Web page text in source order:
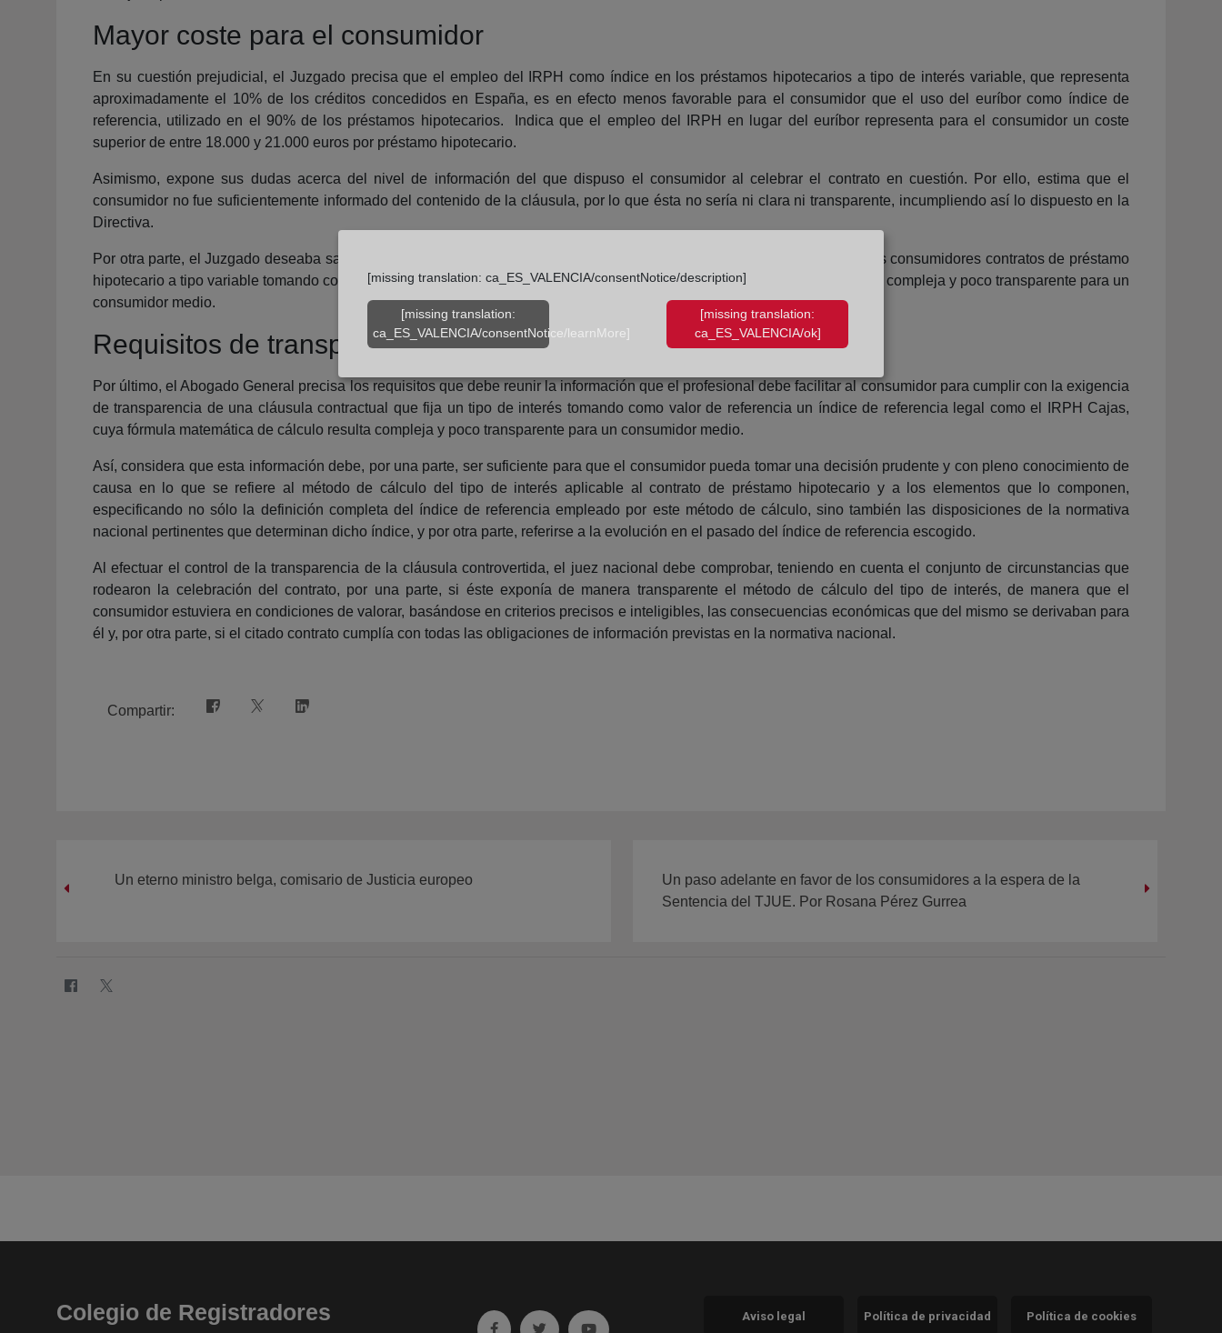
Mayor coste para el consumidor
En su cuestión prejudicial, el Juzgado precisa que el empleo del IRPH como índice en los préstamos hipotecarios a tipo de interés variable, que representa
aproximadamente el 10% de los créditos concedidos en España, es en efecto menos favorable para el consumidor que el uso del euríbor como índice de
referencia, utilizado en el 90% de los préstamos hipotecarios. Indica que el empleo del IRPH en lugar del euríbor representa para el consumidor un coste
superior de entre 18.000 y 21.000 euros por préstamo hipotecario.
Asimismo, expone sus dudas acerca del nivel de información del que dispuso el consumidor al celebrar el contrato en cuestión. Por ello, estima que el
consumidor no fue suficientemente informado del contenido de la cláusula, por lo que ésta no sería ni clara ni transparente, incumpliendo así lo dispuesto en la
Directiva.
Por otra parte, el Juzgado deseaba saber cuál debe ser la información que el profesional ha de facilitar al celebrar con los consumidores contratos de préstamo
hipotecario a tipo variable tomando como valor de referencia un índice legal como el IRPH, cuya fórmula de cálculo resulta compleja y poco transparente para un
consumidor medio.
Requisitos de transparencia exigibles
Por último, el Abogado General precisa los requisitos que debe reunir la información que el profesional debe facilitar al consumidor para cumplir con la exigencia
de transparencia de una cláusula contractual que fija un tipo de interés tomando como valor de referencia un índice de referencia legal como el IRPH Cajas,
cuya fórmula matemática de cálculo resulta compleja y poco transparente para un consumidor medio.
Así, considera que esta información debe, por una parte, ser suficiente para que el consumidor pueda tomar una decisión prudente y con pleno conocimiento de
causa en lo que se refiere al método de cálculo del tipo de interés aplicable al contrato de préstamo hipotecario y a los elementos que lo componen,
especificando no sólo la definición completa del índice de referencia empleado por este método de cálculo, sino también las disposiciones de la normativa
nacional pertinentes que determinan dicho índice, y por otra parte, referirse a la evolución en el pasado del índice de referencia escogido.
Al efectuar el control de la transparencia de la cláusula controvertida, el juez nacional debe comprobar, teniendo en cuenta el conjunto de circunstancias que
rodearon la celebración del contrato, por una parte, si éste exponía de manera transparente el método de cálculo del tipo de interés, de manera que el
consumidor estuviera en condiciones de valorar, basándose en criterios precisos e inteligibles, las consecuencias económicas que del mismo se derivaban para
él y, por otra parte, si el citado contrato cumplía con todas las obligaciones de información previstas en la normativa nacional.
Compartir:
Un eterno ministro belga, comisario de Justicia europeo
Un paso adelante en favor de los consumidores a la espera de la
Sentencia del TJUE. Por Rosana Pérez Gurrea
Colegio de Registradores
Ir a facebook (abre en ventana nueva)
Ir a twitter (abre en ventana nueva)
Ir a YouTube (abre en ventana nueva)
Aviso legal Política de privacidad Política de cookies
[missing translation: ca_ES_VALENCIA/consentNotice/description]
[missing translation:
ca_ES_VALENCIA/consentNotice/learnMore]
[missing translation:
ca_ES_VALENCIA/ok]